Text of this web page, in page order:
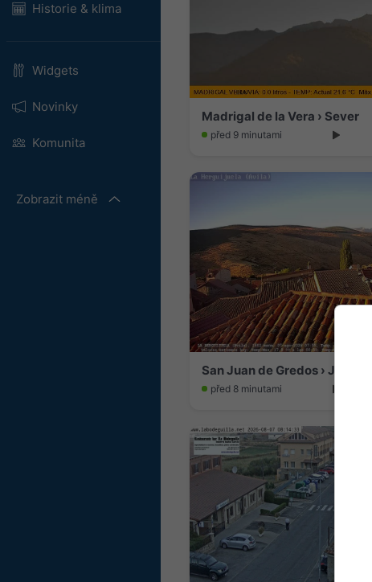
Historie & klima
Widgets
Novinky
Komunita
Zobrazit méně
Madrigal de la Vera › Sever
před 9 minutami
před 8 minutami